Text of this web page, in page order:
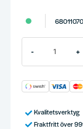
68011070
- +
Kvalitetsverktyg
Fraktfritt över